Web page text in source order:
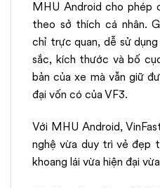
MHU Android cho phép
theo sở thích cá nhân.
chỉ trực quan, dễ sử
sắc, kích thước và bố
bản của xe mà vẫn giữ
đại vốn có của VF3.
Với MHU Android,
nghệ vừa duy trì vẻ đẹp
khoang lái vừa hiện đại